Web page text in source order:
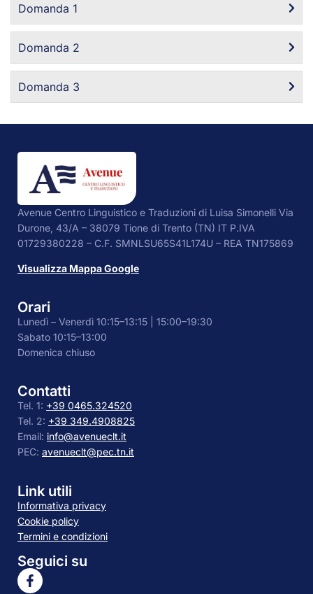
Domanda 1
Domanda 2
Domanda 3
Avenue Centro Linguistico e Traduzioni di Luisa Simonelli Via
Durone, 43/A – 38079 Tione di Trento (TN) IT P.IVA
01729380228 – C.F. SMNLSU65S41L174U – REA TN175869
Visualizza Mappa Google
Orari
Lunedì – Venerdì 10:15–13:15 | 15:00–19:30
Sabato 10:15–13:00
Domenica chiuso
Contatti
Tel. 1: +39 0465.324520
Tel. 2: +39 349.4908825
Email: info@avenueclt.it
PEC: avenueclt@pec.tn.it
Link utili
Informativa privacy
Cookie policy
Termini e condizioni
Seguici su